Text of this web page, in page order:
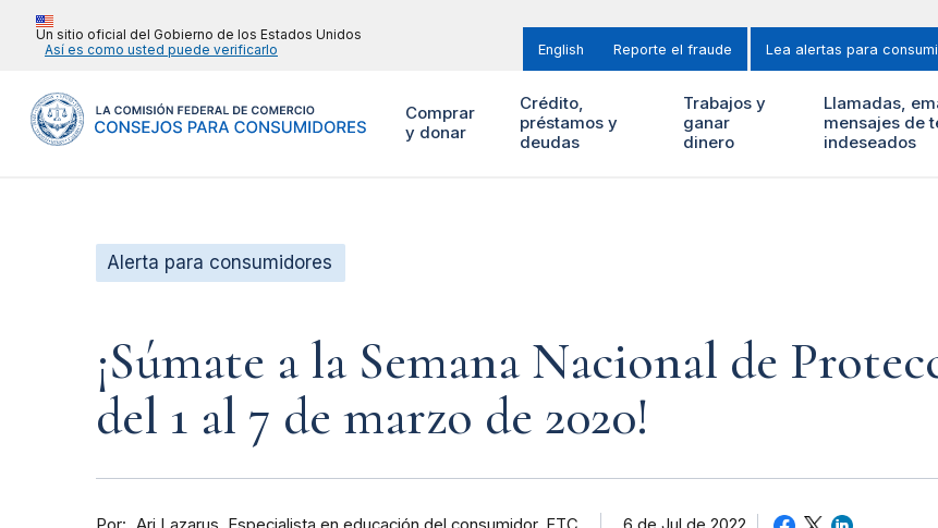
Un sitio oficial del Gobierno de los Estados Unidos
Así es como usted puede verificarlo
English Reporte el fraude Lea alertas para
Comprar
y donar
Crédito,
préstamos y
deudas
Trabajos y
ganar
dinero
Llamadas,
mensajes de
indeseados
Alerta para consumidores
¡Súmate a la Semana Nacional de
del 1 al 7 de marzo de 2020!